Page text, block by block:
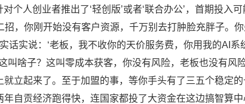
个人创业者推出了‘轻创版’或者‘联合办公’，首期投入
招，你刚开始没有客户资源，千万别去打肿脸充胖子。
话实说：‘老板，我不收你的天价服务费，你用我的AI
叫啥子？这叫零成本获客，你没有风险，老板也没有风
就立起来了。至于加盟的事，等你手头有了三五个稳定
年自贡经济跑得快，连国家都投了大资金在这边搞智算中